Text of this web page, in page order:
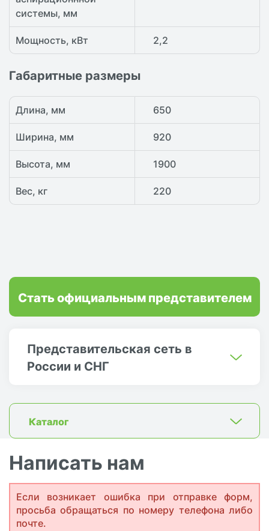
системы, мм
Мощность, кВт 2,2
Габаритные размеры
Длина, мм 650
Ширина, мм 920
Высота, мм 1900
Вес, кг 220
Представительская сеть в
России и СНГ
Стать официальным представителем
Каталог
Написать нам
Если возникает ошибка при отправке форм,
просьба обращаться по номеру телефона либо
почте.